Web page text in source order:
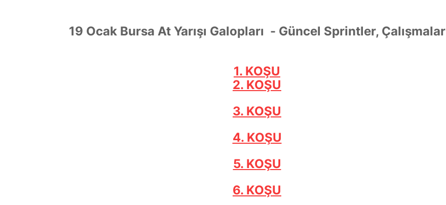
19 Ocak Bursa At Yarışı Galopları - Güncel Sprintler, Çalışmalar
1. KOŞU
2. KOŞU
3. KOŞU
4. KOŞU
5. KOŞU
6. KOŞU